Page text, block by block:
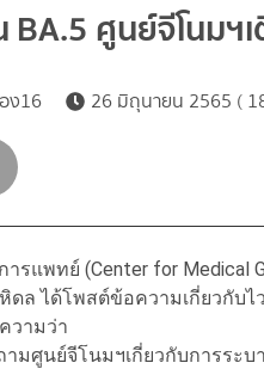
BA.5 ศูนย์จีโนมฯ
ง16 26 มิถุนายน 2565 (
รแพทย์ (Center for Medical
ล ได้โพสต์ข้อความเกี่ยวกับไ
วามว่า
มศูนย์จีโนมฯเกี่ยวกับการระบ